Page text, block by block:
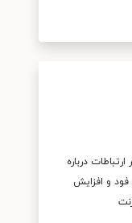
درباره
و افزایش